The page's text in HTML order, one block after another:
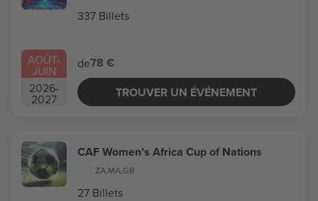
AOÛT-
JUIN
2026-
2027
337 Billets
de78 €
TROUVER UN ÉVÉNEMENT
CAF Women’s Africa Cup of Nations
ZA,MA,GB
27 Billets